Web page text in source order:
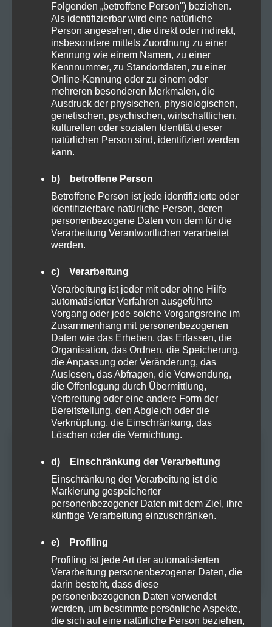
Rezepte
Sucht
Vapes
Zubehör
nach:
NEUESTE BEITRÄGE
Die ersten THC-freien CBD-Blüten – offiziell als
Rauchware zugelassen!
Cannabis Ernten und Trocknen: Ein kurzer
Leitfaden für Anfänger
Fokus im Alltag: Mit SwissFX zur optimalen
Konzentration
10-OH-HHC: Ein Blick auf das Potenzial und die
Risiken eines neuen Cannabinoids
Der Einfluss von Terpenen auf die Lagerung
und Qualität von Kräutern: Integra Boost Terpene
MaikezuFrohe Ostern mit einer Prise
Hanfzauber!
zuFrohe Ostern mit einer Prise Hanfzauber!
Altersprüfung
Du musst mindestens18Jahre alt sein, um
diese Website zu besuchen.
NEIN
Folgenden „betroffene Person") beziehen.
Als identifizierbar wird eine natürliche
Person angesehen, die direkt oder indirekt,
insbesondere mittels Zuordnung zu einer
Kennung wie einem Namen, zu einer
Kennnummer, zu Standortdaten, zu einer
Online-Kennung oder zu einem oder
mehreren besonderen Merkmalen, die
Ausdruck der physischen, physiologischen,
genetischen, psychischen, wirtschaftlichen,
kulturellen oder sozialen Identität dieser
natürlichen Person sind, identifiziert werden
kann.
b) betroffene Person
Betroffene Person ist jede identifizierte oder
identifizierbare natürliche Person, deren
personenbezogene Daten von dem für die
Verarbeitung Verantwortlichen verarbeitet
werden.
c) Verarbeitung
Verarbeitung ist jeder mit oder ohne Hilfe
automatisierter Verfahren ausgeführte
Vorgang oder jede solche Vorgangsreihe im
Zusammenhang mit personenbezogenen
Daten wie das Erheben, das Erfassen, die
Organisation, das Ordnen, die Speicherung,
die Anpassung oder Veränderung, das
Auslesen, das Abfragen, die Verwendung,
die Offenlegung durch Übermittlung,
Verbreitung oder eine andere Form der
Bereitstellung, den Abgleich oder die
Verknüpfung, die Einschränkung, das
Löschen oder die Vernichtung.
d) Einschränkung der Verarbeitung
Einschränkung der Verarbeitung ist die
Markierung gespeicherter
personenbezogener Daten mit dem Ziel, ihre
künftige Verarbeitung einzuschränken.
e) Profiling
Profiling ist jede Art der automatisierten
Verarbeitung personenbezogener Daten, die
darin besteht, dass diese
personenbezogenen Daten verwendet
werden, um bestimmte persönliche Aspekte,
die sich auf eine natürliche Person beziehen,